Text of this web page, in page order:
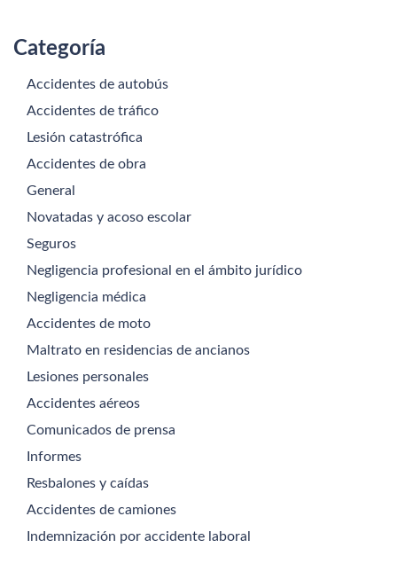
Categoría
Accidentes de autobús
Accidentes de tráfico
Lesión catastrófica
Accidentes de obra
General
Novatadas y acoso escolar
Seguros
Negligencia profesional en el ámbito jurídico
Negligencia médica
Accidentes de moto
Maltrato en residencias de ancianos
Lesiones personales
Accidentes aéreos
Comunicados de prensa
Informes
Resbalones y caídas
Accidentes de camiones
Indemnización por accidente laboral